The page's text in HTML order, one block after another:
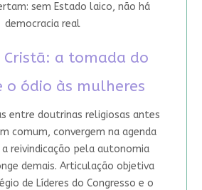
sem Estado laico, não há
democracia real
Cristã: a tomada do
o ódio às mulheres
entre doutrinas religiosas antes
comum, convergem na agenda
reivindicação pela autonomia
demais. Articulação objetiva
de Líderes do Congresso e o